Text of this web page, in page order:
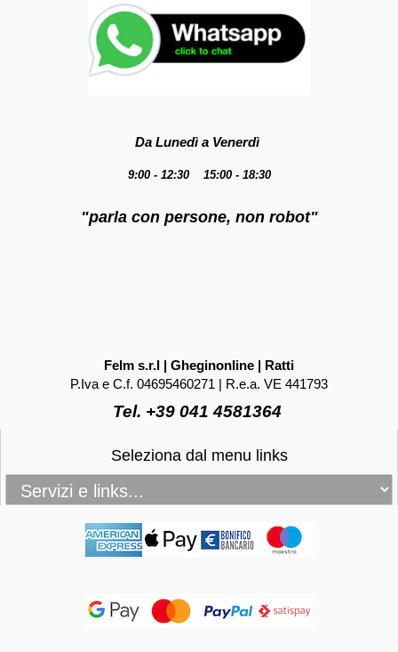
Da Lunedì a Venerdì
9:00 - 12:30 15:00 - 18:30
"parla con persone, non robot"
Felm s.r.l | Gheginonline | Ratti
P.Iva e C.f. 04695460271 | R.e.a. VE 441793
Tel. +39 041 4581364
Seleziona dal menu links